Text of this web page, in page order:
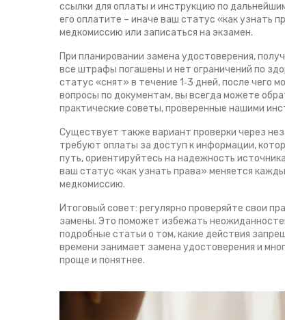
ссылки для оплаты и инструкцию по
его оплатите – иначе ваш статус «как узнать
медкомиссию или записаться на экзамен.
При планировании замена удостоверения,
все штрафы погашены и нет ограничений по
статус «снят» в течение 1‑3 дней, после чего
вопросы по документам, вы всегда можете
практические советы, проверенные нашими
Существует также вариант проверки через
требуют оплаты за доступ к информации,
путь, ориентируйтесь на надежность
ваш статус «как узнать права» меняется
медкомиссию.
Итоговый совет: регулярно проверяйте свои
замены. Это поможет избежать
подробные статьи о том, какие действия
времени занимает замена удостоверения и
проще и понятнее.